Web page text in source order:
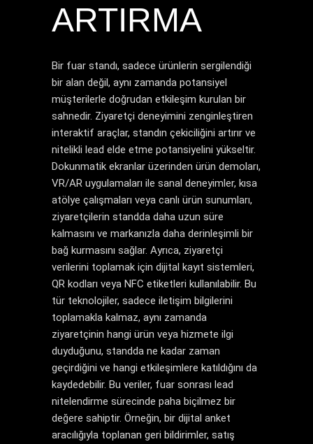
ARTIRMA
Bir fuar standı, sadece ürünlerin sergilendiği
bir alan değil, aynı zamanda potansiyel
müşterilerle doğrudan etkileşim kurulan bir
sahnedir. Ziyaretçi deneyimini zenginleştiren
interaktif araçlar, standın çekiciliğini artırır ve
nitelikli lead elde etme potansiyelini yükseltir.
Dokunmatik ekranlar üzerinden ürün demoları,
VR/AR uygulamaları ile sanal deneyimler, kısa
atölye çalışmaları veya canlı ürün sunumları,
ziyaretçilerin standda daha uzun süre
kalmasını ve markanızla daha derinleşimli bir
bağ kurmasını sağlar. Ayrıca, ziyaretçi
verilerini toplamak için dijital kayıt sistemleri,
QR kodları veya NFC etiketleri kullanılabilir. Bu
tür teknolojiler, sadece iletişim bilgilerini
toplamakla kalmaz, aynı zamanda
ziyaretçinin hangi ürün veya hizmete ilgi
duyduğunu, standda ne kadar zaman
geçirdiğini ve hangi etkileşimlere katıldığını da
kaydedebilir. Bu veriler, fuar sonrası lead
nitelendirme sürecinde paha biçilmez bir
değere sahiptir. Örneğin, bir dijital anket
aracılığıyla toplanan geri bildirimler, satış